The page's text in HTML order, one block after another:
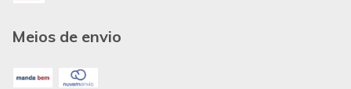
Meios de envio